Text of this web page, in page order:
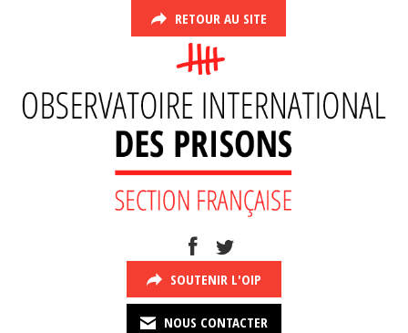
RETOUR AU SITE
SOUTENIR L'OIP
NOUS CONTACTER